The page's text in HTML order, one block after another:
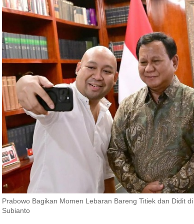
Prabowo Bagikan Momen Lebaran Bareng Titiek dan Didit
Subianto